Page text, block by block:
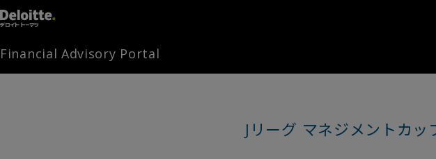
Financial Advisory Portal
Jリーグ マネジメントカッ